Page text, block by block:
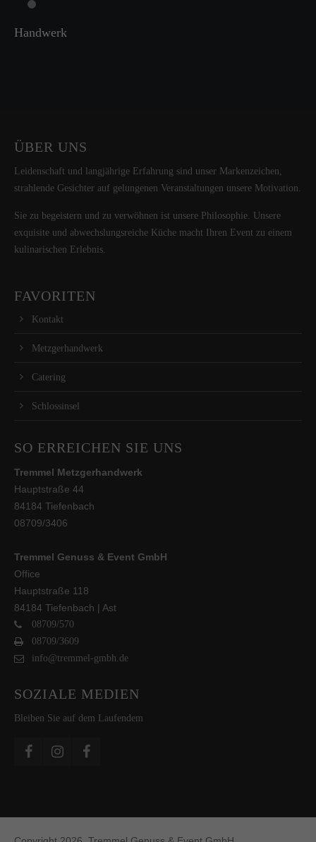
Handwerk
ÜBER UNS
Leidenschaft und langjährige Erfahrung sind unser Markenzeichen,
strahlende Gesichter auf gelungenen Veranstaltungen unsere Motivation.
Sie zu begeistern und zu verwöhnen ist unsere Philosophie. Unsere
exquisite und abwechslungsreiche Küche macht Ihren Event zu einem
kulinarischen Erlebnis.
FAVORITEN
Kontakt
Metzgerhandwerk
Catering
Schlossinsel
SO ERREICHEN SIE UNS
Tremmel Metzgerhandwerk
Hauptstraße 44
84184 Tiefenbach
08709/3406
Tremmel Genuss & Event GmbH
Office
Hauptstraße 118
84184 Tiefenbach | Ast
08709/570
08709/3609
info@tremmel-gmbh.de
SOZIALE MEDIEN
Bleiben Sie auf dem Laufendem